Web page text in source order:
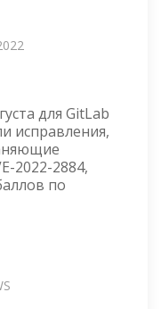
для GitLab
исправления,
2022-2884,
по